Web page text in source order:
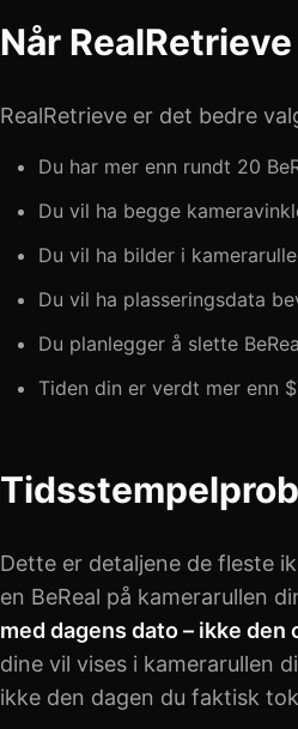
Når
RealRetrieve er det bedre
Du har mer enn rundt 20
Du vil ha begge
Du vil ha bilder i
Du vil ha plasseringsdata
Du planlegger å slette
Tiden din er verdt mer enn
Dette er detaljene de fleste
en BeReal på kamerarullen
med dagens dato – ikke
dine vil vises i kamerarullen
ikke den dagen du faktisk